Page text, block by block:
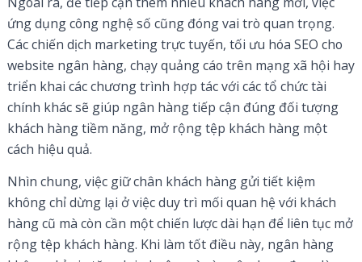
ứng dụng công nghệ số cũng đóng vai trò quan trọng.
Các chiến dịch marketing trực tuyến, tối ưu hóa SEO cho
website ngân hàng, chạy quảng cáo trên mạng xã hội hay
triển khai các chương trình hợp tác với các tổ chức tài
chính khác sẽ giúp ngân hàng tiếp cận đúng đối tượng
khách hàng tiềm năng, mở rộng tệp khách hàng một
cách hiệu quả.
Nhìn chung, việc giữ chân khách hàng gửi tiết kiệm
không chỉ dừng lại ở việc duy trì mối quan hệ với khách
hàng cũ mà còn cần một chiến lược dài hạn để liên tục mở
rộng tệp khách hàng. Khi làm tốt điều này, ngân hàng